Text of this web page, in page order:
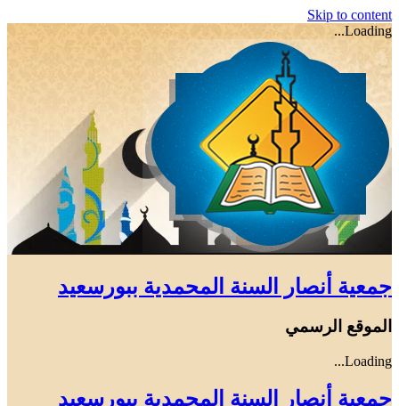
Skip to content
Loading...
جمعية أنصار السنة المحمدية ببورسعيد
الموقع الرسمي
Loading...
جمعية أنصار السنة المحمدية ببورسعيد